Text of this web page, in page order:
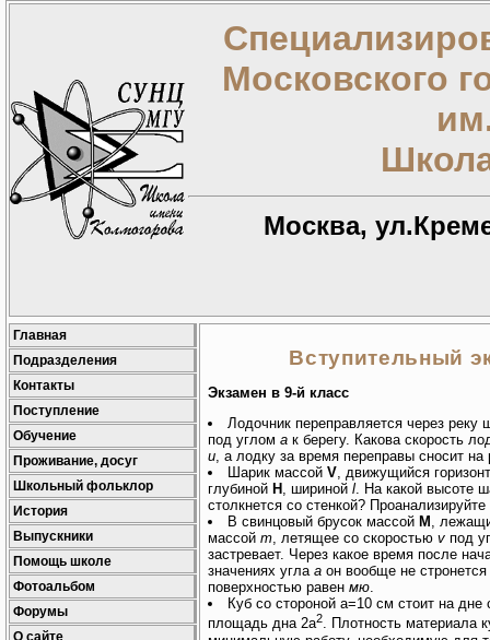
Московского
Москва,
Главная
Подразделения
Контакты
Поступление
Обучение
Проживание, досуг
Школьный фольклор
История
Выпускники
Помощь школе
Фотоальбом
Форумы
О сайте
Вступительный
Экзамен в 9-й класс
Лодочник переправляется через реку
под углом a к берегу. Какова скорость
u, а лодку за время переправы сносит на
Шарик массойV, движущийся
глубиной H , шириной l. Hа какой высоте
столкнется со стенкой?
В свинцовый брусок массой M ,
массой m, летящее со скоростью v под
застревает. Через какое время после
значениях угла a он вообще не
поверхностью равен мю.
Куб со стороной a=10 см стоит на
площадь дна 2a2. Плотность материала